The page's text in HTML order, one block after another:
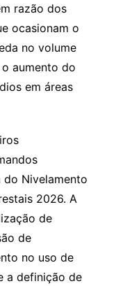
razão dos
ocasionam o
no volume
aumento do
em áreas
Nivelamento
2026. A
de
de
no uso de
a definição de